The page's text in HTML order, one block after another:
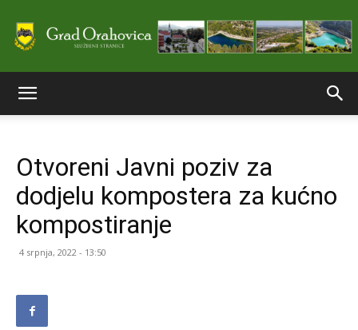
stranice
Otvoreni Javni poziv za
dodjelu kompostera za kućno
kompostiranje
4 srpnja, 2022 - 13:50